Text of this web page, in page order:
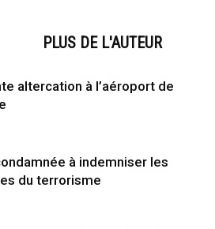
PLUS DE L'AUTEUR
altercation à l’aéroport de
à indemniser les
du terrorisme